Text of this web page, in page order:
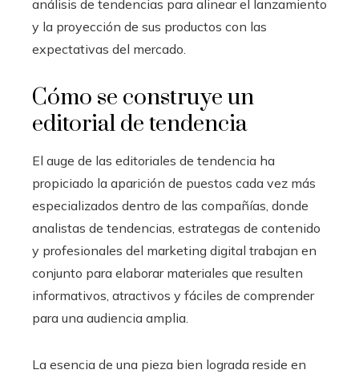
análisis de tendencias para alinear el lanzamiento
y la proyección de sus productos con las
expectativas del mercado.
Cómo se construye un
editorial de tendencia
El auge de las editoriales de tendencia ha
propiciado la aparición de puestos cada vez más
especializados dentro de las compañías, donde
analistas de tendencias, estrategas de contenido
y profesionales del marketing digital trabajan en
conjunto para elaborar materiales que resulten
informativos, atractivos y fáciles de comprender
para una audiencia amplia.
La esencia de una pieza bien lograda reside en